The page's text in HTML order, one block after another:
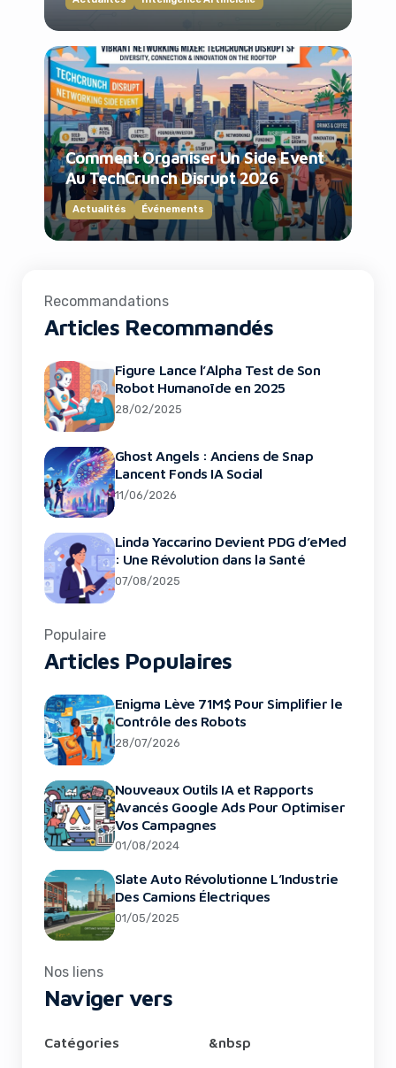
Comment Organiser Un Side Event
Au TechCrunch Disrupt 2026
Actualités Événements
Recommandations
Articles Recommandés
Figure Lance l’Alpha Test de Son
Robot Humanoïde en 2025
28/02/2025
Ghost Angels : Anciens de Snap
Lancent Fonds IA Social
11/06/2026
Linda Yaccarino Devient PDG d’eMed
: Une Révolution dans la Santé
07/08/2025
Populaire
Articles Populaires
Enigma Lève 71M$ Pour Simplifier le
Contrôle des Robots
28/07/2026
Nouveaux Outils IA et Rapports
Avancés Google Ads Pour Optimiser
Vos Campagnes
01/08/2024
Slate Auto Révolutionne L’Industrie
Des Camions Électriques
01/05/2025
Nos liens
Naviger vers
Catégories &nbsp